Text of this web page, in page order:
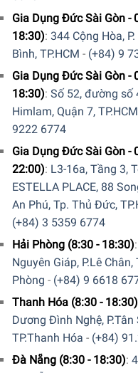
in ngay trên hộp
chỉnh bằng tay: Các
Gia Dụng Đức Sài Gòn -
18:30): 344 Cộng Hòa,
Bình, TP.HCM - (+84) 9
Gia Dụng Đức Sài Gòn -
18:30): Số 52, đường số
Himlam, Quận 7, TP.HCM
9222 6774
Gia Dụng Đức Sài Gòn -
22:00): L3-16a, Tầng 3,
ESTELLA PLACE, 88
An Phú, Tp. Thủ Đức,
(+84) 3 5359 6774
Hải Phòng (8:30 - 18:30):
Nguyên Giáp, P.Lê Chân,
Phòng - (+84) 9 6618
Thanh Hóa (8:30 - 18:30)
Dương Đình Nghệ, P.Tân
TP.Thanh Hóa - (+84)
Đà Nẵng (8:30 - 18:30):